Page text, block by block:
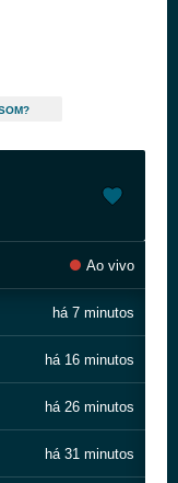
Ao vivo
há 7 minutos
há 16 minutos
há 26 minutos
há 31 minutos